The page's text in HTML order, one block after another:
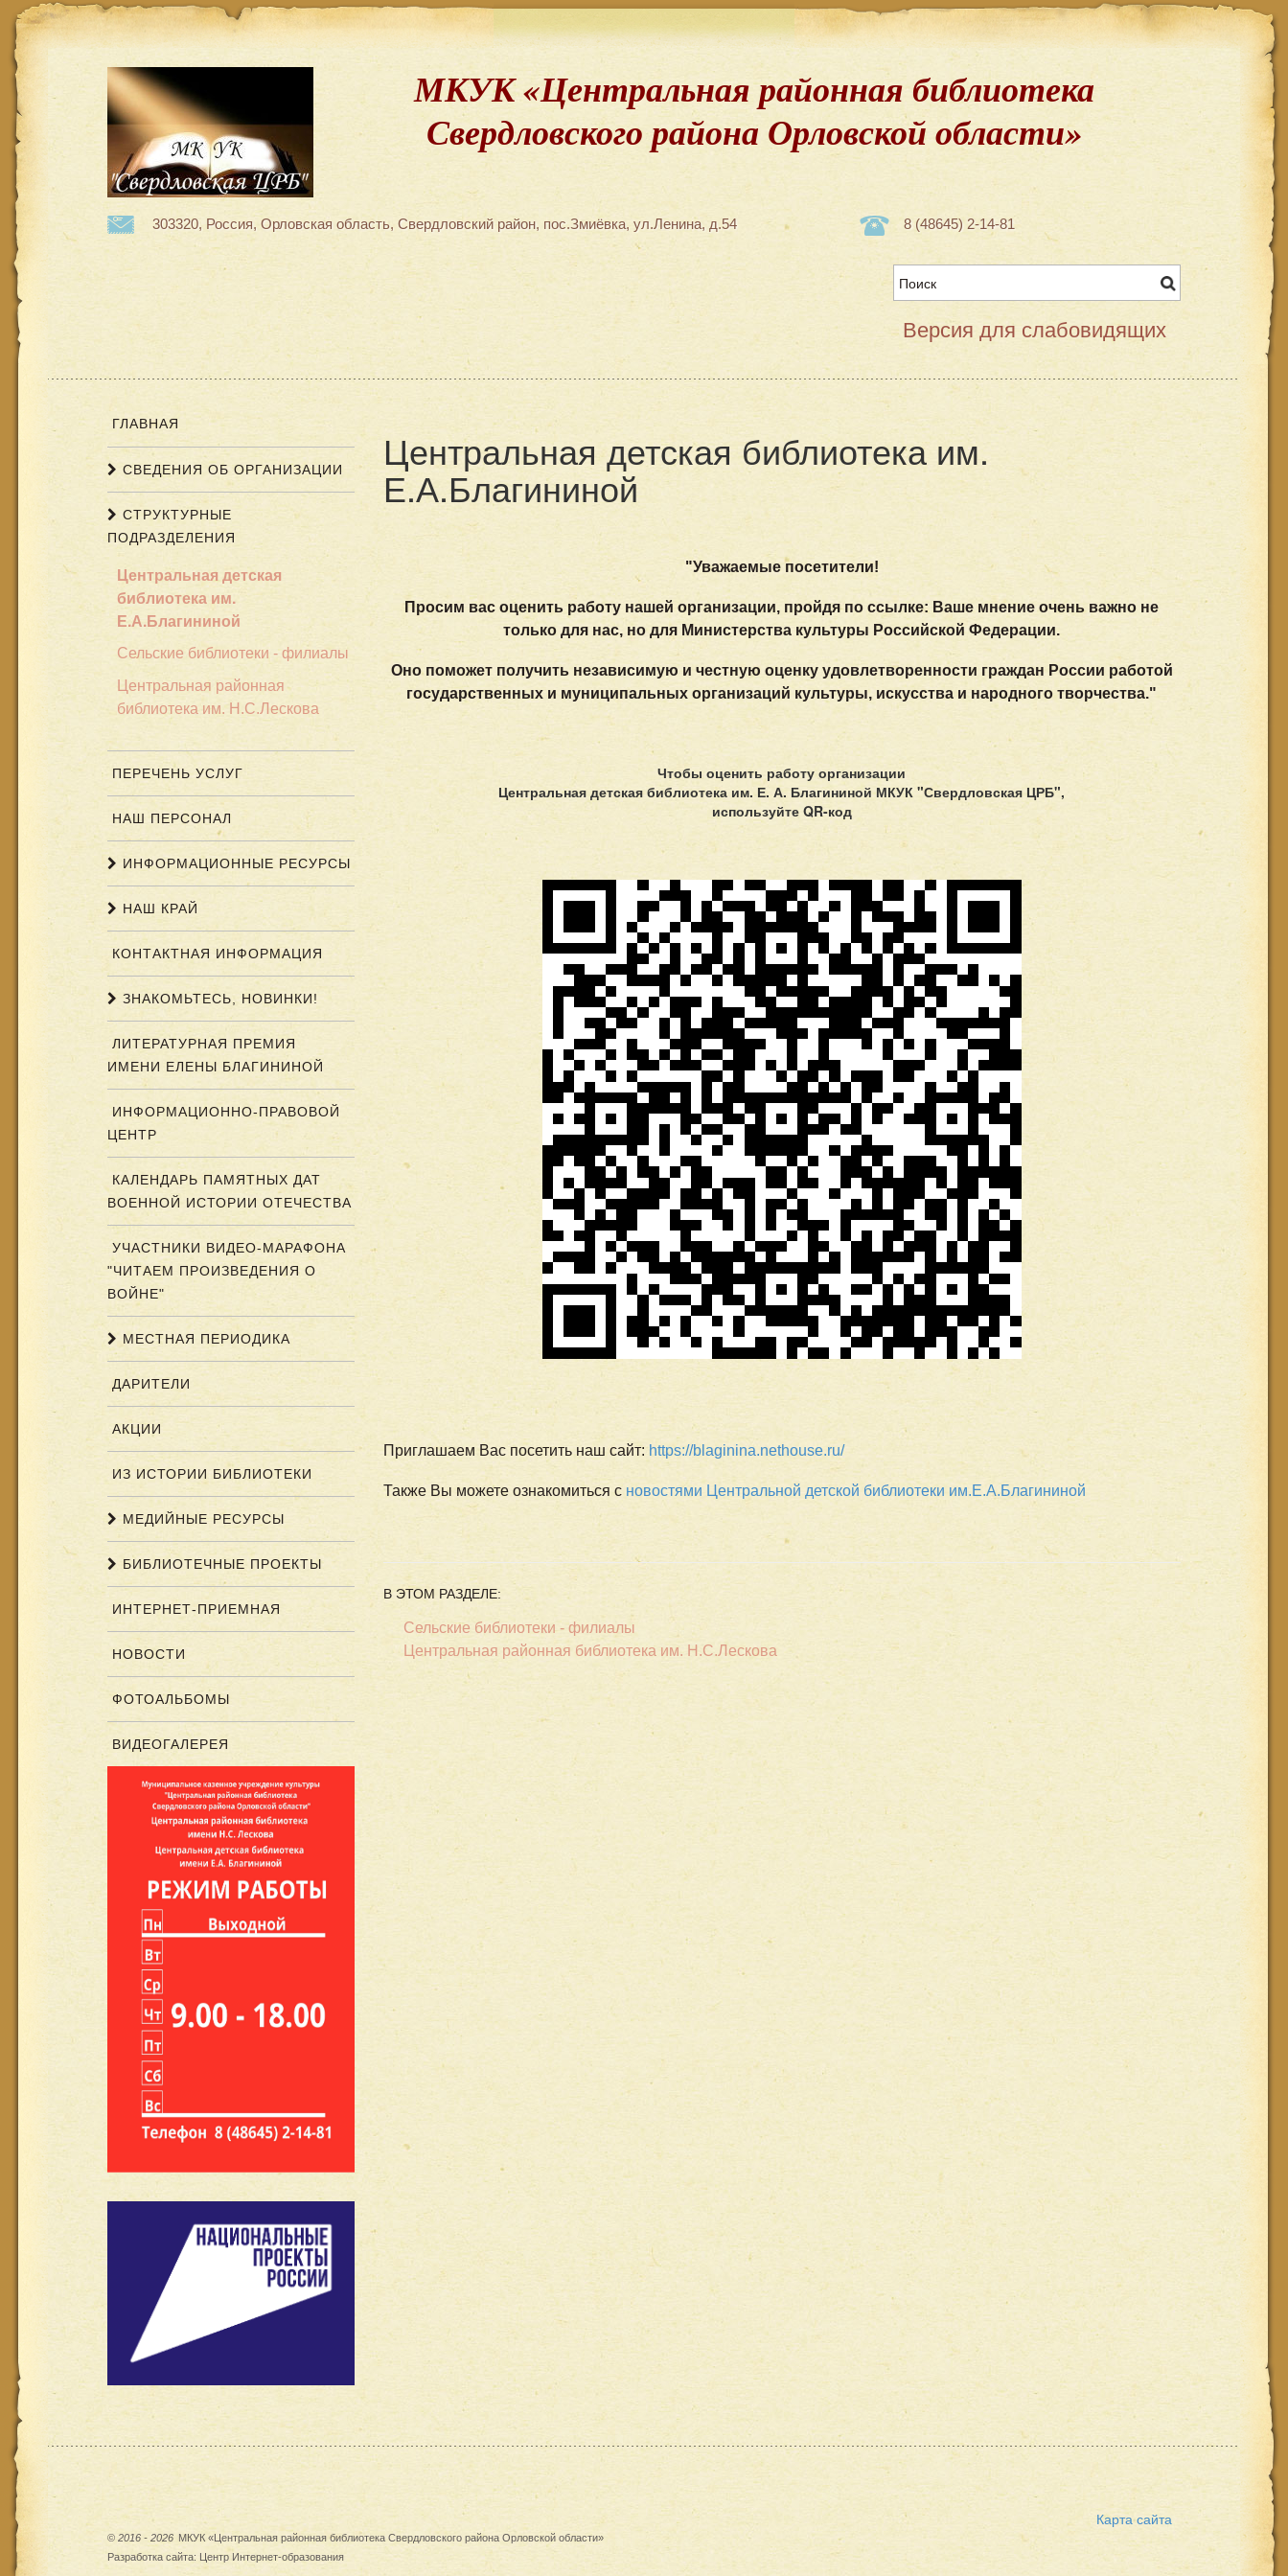
МКУК «Центральная районная библиотека
Свердловского района Орловской области»
303320, Россия, Орловская область, Свердловский район, пос.Змиёвка, ул.Ленина, д.54 8 (48645) 2-14-81
Версия для слабовидящих
Центральная детская библиотека им.
Е.А.Благининой
"Уважаемые посетители!
Просим вас оценить работу нашей организации, пройдя по ссылке: Ваше мнение очень важно не
только для нас, но для Министерства культуры Российской Федерации.
Оно поможет получить независимую и честную оценку удовлетворенности граждан России работой
государственных и муниципальных организаций культуры, искусства и народного творчества."
Чтобы оценить работу организации
Центральная детская библиотека им. Е. А. Благининой МКУК "Свердловская ЦРБ",
используйте QR-код
Приглашаем Вас посетить наш сайт: https://blaginina.nethouse.ru/
Также Вы можете ознакомиться с новостями Центральной детской библиотеки им.Е.А.Благининой
В ЭТОМ РАЗДЕЛЕ:
Сельские библиотеки - филиалы
Центральная районная библиотека им. Н.С.Лескова
ГЛАВНАЯ
СВЕДЕНИЯ ОБ ОРГАНИЗАЦИИ
СТРУКТУРНЫЕ
ПОДРАЗДЕЛЕНИЯ
Центральная детская
библиотека им.
Е.А.Благининой
Сельские библиотеки - филиалы
Центральная районная
библиотека им. Н.С.Лескова
ПЕРЕЧЕНЬ УСЛУГ
НАШ ПЕРСОНАЛ
ИНФОРМАЦИОННЫЕ РЕСУРСЫ
НАШ КРАЙ
КОНТАКТНАЯ ИНФОРМАЦИЯ
ЗНАКОМЬТЕСЬ, НОВИНКИ!
ЛИТЕРАТУРНАЯ ПРЕМИЯ
ИМЕНИ ЕЛЕНЫ БЛАГИНИНОЙ
ИНФОРМАЦИОННО-ПРАВОВОЙ
ЦЕНТР
КАЛЕНДАРЬ ПАМЯТНЫХ ДАТ
ВОЕННОЙ ИСТОРИИ ОТЕЧЕСТВА
УЧАСТНИКИ ВИДЕО-МАРАФОНА
"ЧИТАЕМ ПРОИЗВЕДЕНИЯ О
ВОЙНЕ"
МЕСТНАЯ ПЕРИОДИКА
ДАРИТЕЛИ
АКЦИИ
ИЗ ИСТОРИИ БИБЛИОТЕКИ
МЕДИЙНЫЕ РЕСУРСЫ
БИБЛИОТЕЧНЫЕ ПРОЕКТЫ
ИНТЕРНЕТ-ПРИЕМНАЯ
НОВОСТИ
ФОТОАЛЬБОМЫ
ВИДЕОГАЛЕРЕЯ
Карта сайта
© 2016 - 2026 МКУК «Центральная районная библиотека Свердловского района Орловской области»
Разработка сайта: Центр Интернет-образования